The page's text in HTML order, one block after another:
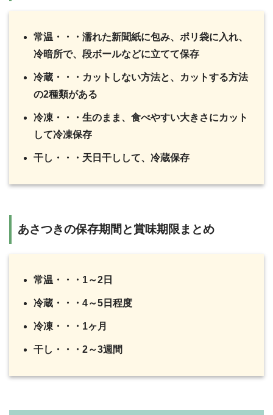
常温・・・濡れた新聞紙に包み、ポリ袋に入れ、
冷暗所で、段ボールなどに立てて保存
冷蔵・・・カットしない方法と、カットする方法
の2種類がある
冷凍・・・生のまま、食べやすい大きさにカット
して冷凍保存
干し・・・天日干しして、冷蔵保存
あさつきの保存期間と賞味期限まとめ
常温・・・1～2日
冷蔵・・・4～5日程度
冷凍・・・1ヶ月
干し・・・2～3週間